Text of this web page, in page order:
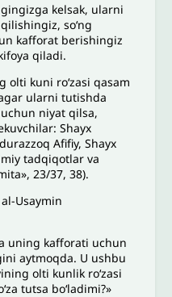
kelsak, ularni
so‘ng
kafforat berishingiz
qiladi.
olti kuni ro‘zasi qasam
ularni tutishda
niyat qilsa,
Shayx
Afifiy, Shayx
tadqiqotlar va
23/37, 38).
Usaymin
uning kafforati uchun
aytmoqda. U ushbu
olti kunlik ro‘zasi
tutsa bo‘ladimi?»